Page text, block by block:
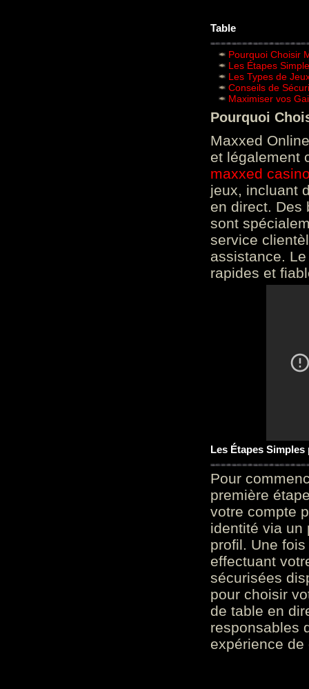
Table
Pourquoi Choisir
Les Étapes
Les Types de
Conseils de
Maximiser vos
Pourquoi
Maxxed
et légalement
maxxed
jeux, incluant
en direct. Des
sont
service
assistance.
rapides et
Les Étapes
Pour
première
votre compte
identité via un
profil. Une
effectuant
sécurisées
pour choisir
de table en
responsables
expérience